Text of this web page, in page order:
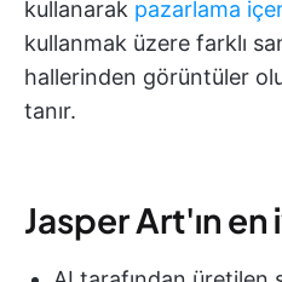
kullanarak pazarlama
kullanmak üzere farklı
hallerinden görüntüler
tanır.
Jasper Art'ın